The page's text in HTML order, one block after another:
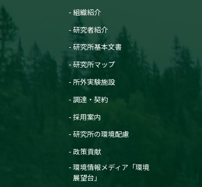
組織紹介
研究者紹介
研究所基本文書
研究所マップ
所外実験施設
調達・契約
採用案内
研究所の環境配慮
政策貢献
環境情報メディア「環境
展望台」